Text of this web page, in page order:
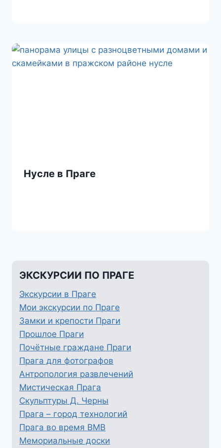
Нусле в Праге
ЭКСКУРСИИ ПО ПРАГЕ
Экскурсии в Праге
Мои экскурсии по Праге
Замки и крепости Праги
Прошлое Праги
Почётные граждане Праги
Прага для фотографов
Антропология развлечений
Мистическая Прага
Скульптуры Д. Черны
Прага – город технологий
Прага во время ВМВ
Мемориальные доски